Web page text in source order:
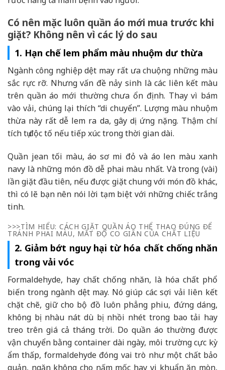
Có nên mặc luôn quần áo mới mua trước khi
giặt? Không nên vì các lý do sau
1. Hạn chế lem phẩm màu nhuộm dư thừa
Ngành công nghiệp dệt may rất ưa chuộng những màu
sắc rực rỡ. Nhưng vấn đề nảy sinh là các liên kết màu
trên quần áo mới thường chưa ổn định. Thay vì bám
vào vải, chúng lại thích “di chuyển”. Lượng màu nhuộm
thừa này rất dễ lem ra da, gây dị ứng nặng. Thậm chí
tích tụ độc tố nếu tiếp xúc trong thời gian dài.
Quần jean tối màu, áo sơ mi đỏ và áo len màu xanh
navy là những món đồ dễ phai màu nhất. Và trong (vài)
lần giặt đầu tiên, nếu được giặt chung với món đồ khác,
thì có lẽ bạn nên nói lời tạm biệt với những chiếc trắng
tinh.
>>>TÌM HIỂU: CÁCH GIẶT QUẦN ÁO THỂ THAO ĐÚNG ĐỂ
TRÁNH PHAI MÀU, MẤT ĐỘ CO GIÃN CỦA CHẤT LIỆU
2. Giảm bớt nguy hại từ hóa chất chống nhăn
trong vải vóc
Formaldehyde, hay chất chống nhăn, là hóa chất phổ
biến trong ngành dệt may. Nó giúp các sợi vải liên kết
chặt chẽ, giữ cho bộ đồ luôn phẳng phiu, đứng dáng,
không bị nhàu nát dù bị nhồi nhét trong bao tải hay
treo trên giá cả tháng trời. Do quần áo thường được
vận chuyển bằng container dài ngày, môi trường cực kỳ
ẩm thấp, formaldehyde đóng vai trò như một chất bảo
quản, ngăn không cho nấm mốc hay vi khuẩn ăn mòn,